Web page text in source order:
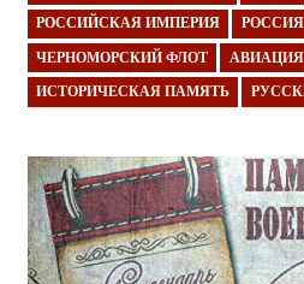
РОССИЙСКАЯ ИМПЕРИЯ РОССИЯ
ЧЕРНОМОРСКИЙ ФЛОТ АВИАЦИЯ
ИСТОРИЧЕСКАЯ ПАМЯТЬ